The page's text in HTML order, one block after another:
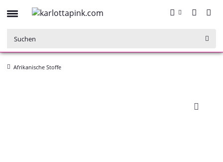
Afrikanische Stoffe